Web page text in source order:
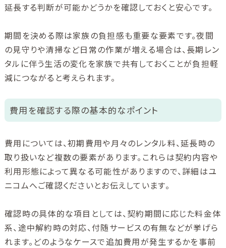
延長する判断が可能かどうかを確認しておくと安心です。
期間を決める際は家族の負担感も重要な要素です。夜間
の見守りや清掃など日常の作業が増える場合は、長期レン
タルに伴う生活の変化を家族で共有しておくことが負担軽
減につながると考えられます。
費用を確認する際の基本的なポイント
費用については、初期費用や月々のレンタル料、延長時の
取り扱いなど複数の要素があります。これらは契約内容や
利用形態によって異なる可能性がありますので、詳細はユ
ニコムへご確認くださいとお伝えしています。
確認時の具体的な項目としては、契約期間に応じた料金体
系、途中解約時の対応、付随サービスの有無などが挙げら
れます。どのようなケースで追加費用が発生するかを事前